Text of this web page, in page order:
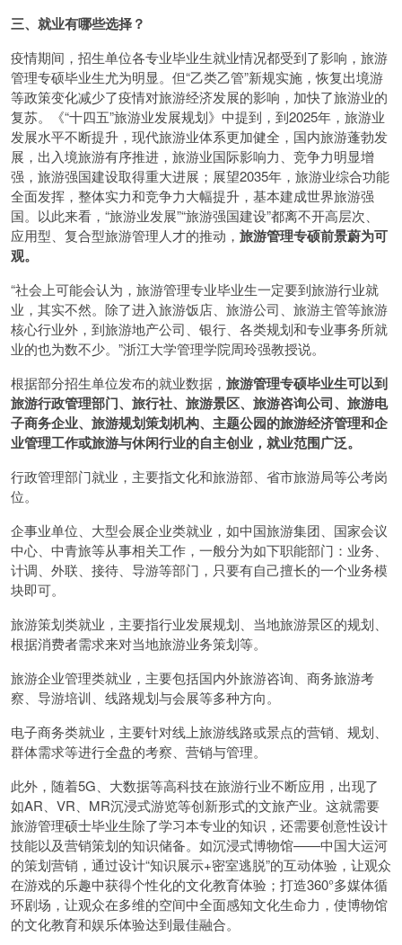
三、就业有哪些选择？
疫情期间，招生单位各专业毕业生就业情况都受到了影响，旅游
管理专硕毕业生尤为明显。但“乙类乙管”新规实施，恢复出境游
等政策变化减少了疫情对旅游经济发展的影响，加快了旅游业的
复苏。《“十四五”旅游业发展规划》中提到，到2025年，旅游业
发展水平不断提升，现代旅游业体系更加健全，国内旅游蓬勃发
展，出入境旅游有序推进，旅游业国际影响力、竞争力明显增
强，旅游强国建设取得重大进展；展望2035年，旅游业综合功能
全面发挥，整体实力和竞争力大幅提升，基本建成世界旅游强
国。以此来看，“旅游业发展”“旅游强国建设”都离不开高层次、
应用型、复合型旅游管理人才的推动， 旅游管理专硕前景蔚为可
观。
“社会上可能会认为，旅游管理专业毕业生一定要到旅游行业就
业，其实不然。除了进入旅游饭店、旅游公司、旅游主管等旅游
核心行业外，到旅游地产公司、银行、各类规划和专业事务所就
业的也为数不少。”浙江大学管理学院周玲强教授说。
根据部分招生单位发布的就业数据， 旅游管理专硕毕业生可以到
旅游行政管理部门、旅行社、旅游景区、旅游咨询公司、旅游电
子商务企业、旅游规划策划机构、主题公园的旅游经济管理和企
业管理工作或旅游与休闲行业的自主创业，就业范围广泛。
行政管理部门就业，主要指文化和旅游部、省市旅游局等公考岗
位。
企事业单位、大型会展企业类就业，如中国旅游集团、国家会议
中心、中青旅等从事相关工作，一般分为如下职能部门：业务、
计调、外联、接待、导游等部门，只要有自己擅长的一个业务模
块即可。
旅游策划类就业，主要指行业发展规划、当地旅游景区的规划、
根据消费者需求来对当地旅游业务策划等。
旅游企业管理类就业，主要包括国内外旅游咨询、商务旅游考
察、导游培训、线路规划与会展等多种方向。
电子商务类就业，主要针对线上旅游线路或景点的营销、规划、
群体需求等进行全盘的考察、营销与管理。
此外，随着5G、大数据等高科技在旅游行业不断应用，出现了
如AR、VR、MR沉浸式游览等创新形式的文旅产业。这就需要
旅游管理硕士毕业生除了学习本专业的知识，还需要创意性设计
技能以及营销策划的知识储备。如沉浸式博物馆——中国大运河
的策划营销，通过设计“知识展示+密室逃脱”的互动体验，让观众
在游戏的乐趣中获得个性化的文化教育体验；打造360°多媒体循
环剧场，让观众在多维的空间中全面感知文化生命力，使博物馆
的文化教育和娱乐体验达到最佳融合。